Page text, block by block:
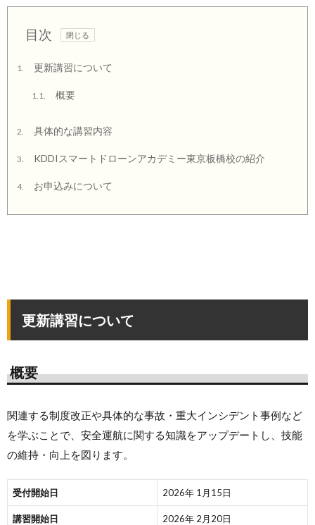
目次
1. 更新講習について
1.1. 概要
2. 具体的な講習内容
3. KDDIスマートドローンアカデミー東京板橋校の紹介
4. お申込みについて
更新講習について
概要
関連する制度改正や具体的な事故・重大インシデント事例など
を学ぶことで、安全運航に関する知識をアップデートし、技能
の維持・向上を図ります。
受付開始日 2026年 1月15日
講習開始日 2026年 2月20日